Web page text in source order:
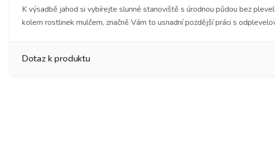
K výsadbě jahod si vybírejte slunné stanoviště s úrodnou půdou bez
kolem rostlinek mulčem, značně Vám to usnadní pozdější práci s
Dotaz k produktu